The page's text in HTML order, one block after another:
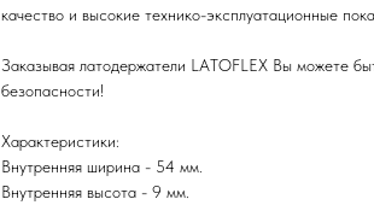
качество и высокие технико-эксплуатационные
Заказывая латодержатели LATOFLEX Вы можете
безопасности!
Характеристики:
Внутренняя ширина - 54 мм.
Внутренняя высота - 9 мм.